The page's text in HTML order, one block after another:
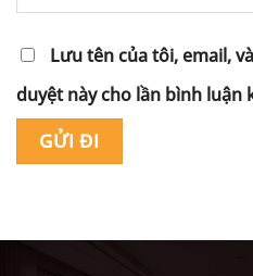
Lưu tên của tôi, email,
duyệt này cho lần bình luận